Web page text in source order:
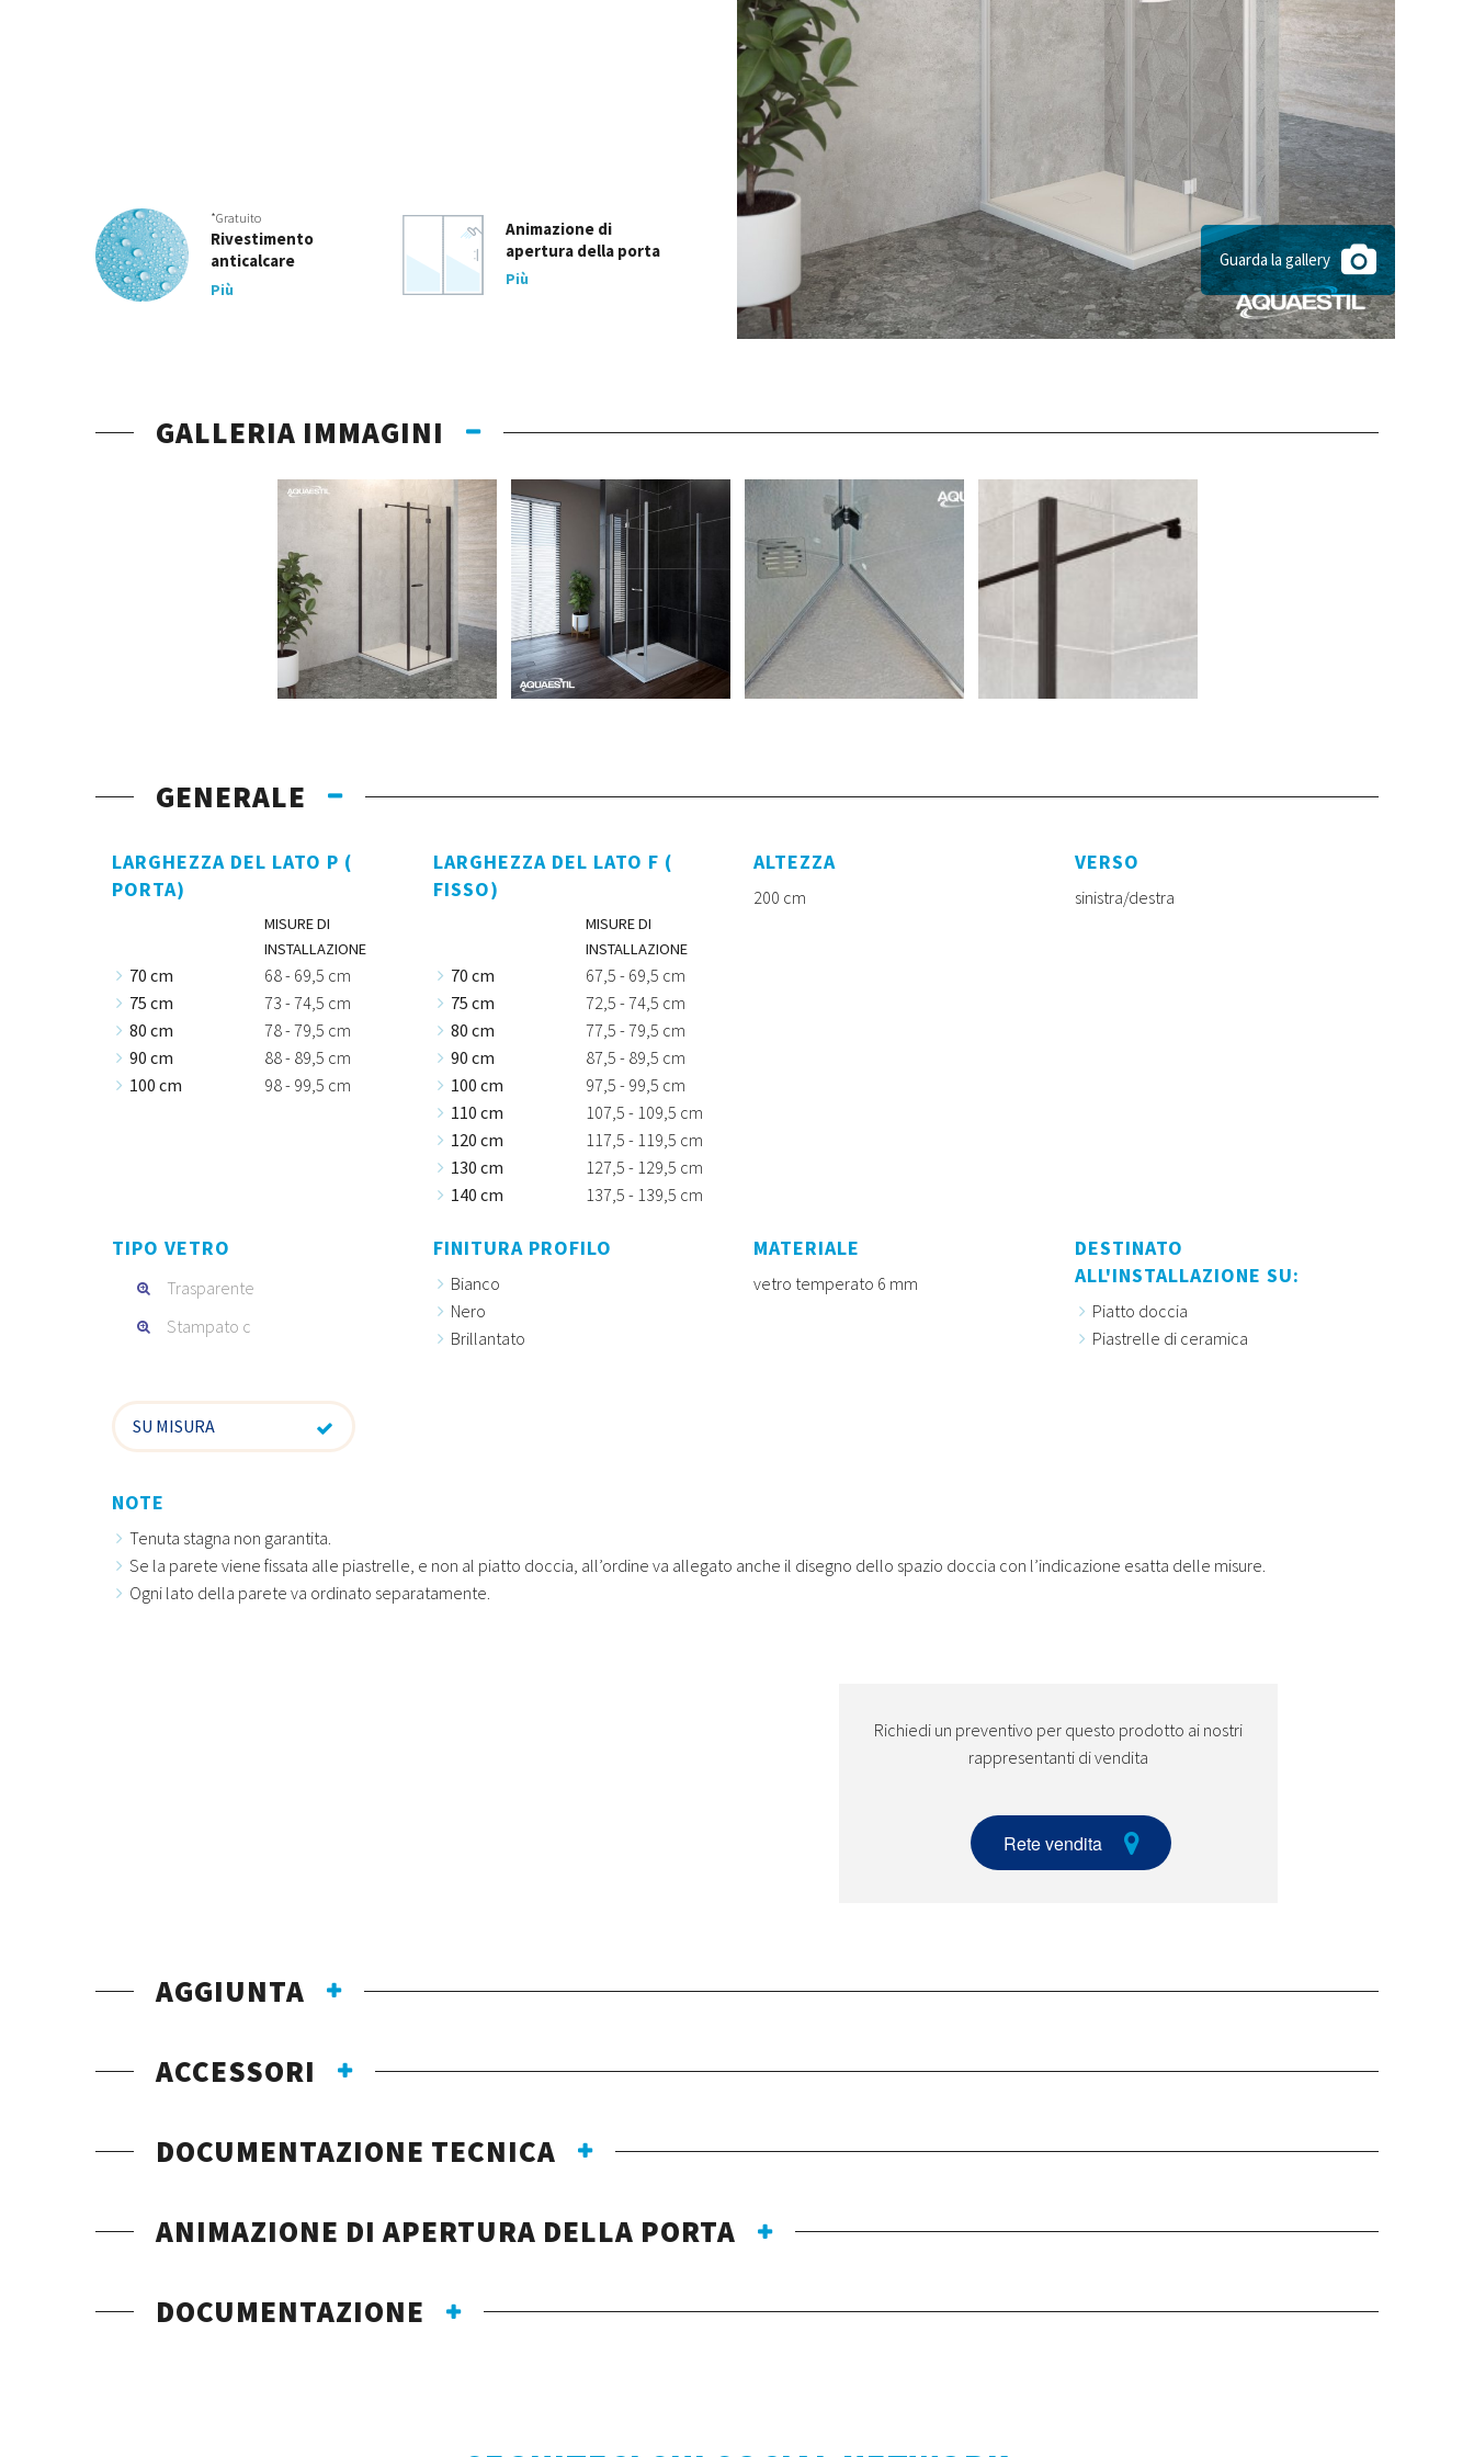
*Gratuito
Rivestimento
anticalcare
Più
Animazione di
apertura della porta
Più
Guarda la gallery
GALLERIA IMMAGINI
GENERALE
LARGHEZZA DEL LATO P (
PORTA)
MISURE DI
INSTALLAZIONE
70 cm
68 - 69,5 cm
75 cm
73 - 74,5 cm
80 cm
78 - 79,5 cm
90 cm
88 - 89,5 cm
100 cm
98 - 99,5 cm
LARGHEZZA DEL LATO F (
FISSO)
MISURE DI
INSTALLAZIONE
70 cm
67,5 - 69,5 cm
75 cm
72,5 - 74,5 cm
80 cm
77,5 - 79,5 cm
90 cm
87,5 - 89,5 cm
100 cm
97,5 - 99,5 cm
110 cm
107,5 - 109,5 cm
120 cm
117,5 - 119,5 cm
130 cm
127,5 - 129,5 cm
140 cm
137,5 - 139,5 cm
ALTEZZA
200 cm
VERSO
sinistra/destra
TIPO VETRO
Trasparente
Stampato c
FINITURA PROFILO
Bianco
Nero
Brillantato
MATERIALE
vetro temperato 6 mm
DESTINATO
ALL'INSTALLAZIONE SU:
Piatto doccia
Piastrelle di ceramica
SU MISURA
NOTE
Tenuta stagna non garantita.
Se la parete viene fissata alle piastrelle, e non al piatto doccia, all’ordine va allegato anche il disegno dello spazio doccia con l’indicazione esatta delle misure.
Ogni lato della parete va ordinato separatamente.
Richiedi un preventivo per questo prodotto ai nostri
rappresentanti di vendita
Rete vendita
AGGIUNTA
ACCESSORI
DOCUMENTAZIONE TECNICA
ANIMAZIONE DI APERTURA DELLA PORTA
DOCUMENTAZIONE